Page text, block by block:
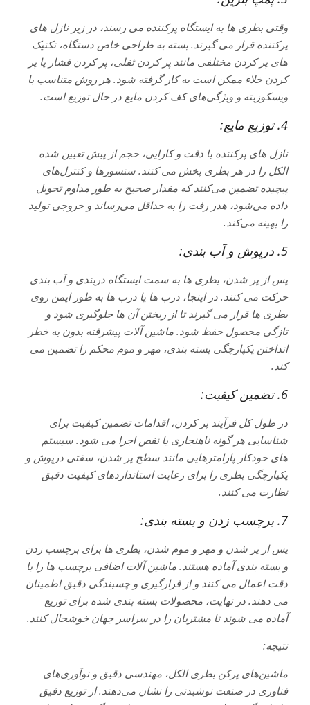
وقتی بطری ها به ایستگاه پرکننده می رسند، در زیر نازل های
پرکننده قرار می گیرند. بسته به طراحی خاص دستگاه، تکنیک
های پر کردن مختلفی مانند پر کردن ثقلی، پر کردن فشار یا پر
کردن خلاء ممکن است به کار گرفته شود. هر روش متناسب با
ویسکوزیته و ویژگی‌های کف کردن مایع در حال توزیع است.
4. توزیع مایع:
نازل های پرکننده با دقت و کارایی، حجم از پیش تعیین شده
الکل را در هر بطری پخش می کنند. سنسورها و کنترل‌های
پیچیده تضمین می‌کنند که مقدار صحیح به طور مداوم تحویل
داده می‌شود، هدر رفت را به حداقل می‌رساند و خروجی تولید
را بهینه می‌کند.
5. درپوش و آب بندی:
پس از پر شدن، بطری ها به سمت ایستگاه دربندی و آب بندی
حرکت می کنند. در اینجا، درب ها یا درب ها به طور ایمن روی
بطری ها قرار می گیرند تا از ریختن آن ها جلوگیری شود و
تازگی محصول حفظ شود. ماشین آلات پیشرفته بدون به خطر
انداختن یکپارچگی بسته بندی، مهر و موم محکم را تضمین می
کند.
6. تضمین کیفیت:
در طول کل فرآیند پر کردن، اقدامات تضمین کیفیت برای
شناسایی هر گونه ناهنجاری یا نقص اجرا می شود. سیستم
های خودکار پارامترهایی مانند سطح پر شدن، سفتی درپوش و
یکپارچگی بطری را برای رعایت استانداردهای کیفیت دقیق
نظارت می کنند.
7. برچسب زدن و بسته بندی:
پس از پر شدن و مهر و موم شدن، بطری ها برای برچسب زدن
و بسته بندی آماده هستند. ماشین آلات اضافی برچسب ها را با
دقت اعمال می کنند و از قرارگیری و چسبندگی دقیق اطمینان
می دهند. در نهایت، محصولات بسته بندی شده برای توزیع
آماده می شوند تا مشتریان را در سراسر جهان خوشحال کنند.
نتیجه:
ماشین‌های پرکن بطری الکل، مهندسی دقیق و نوآوری‌های
فناوری در صنعت نوشیدنی را نشان می‌دهند. از توزیع دقیق